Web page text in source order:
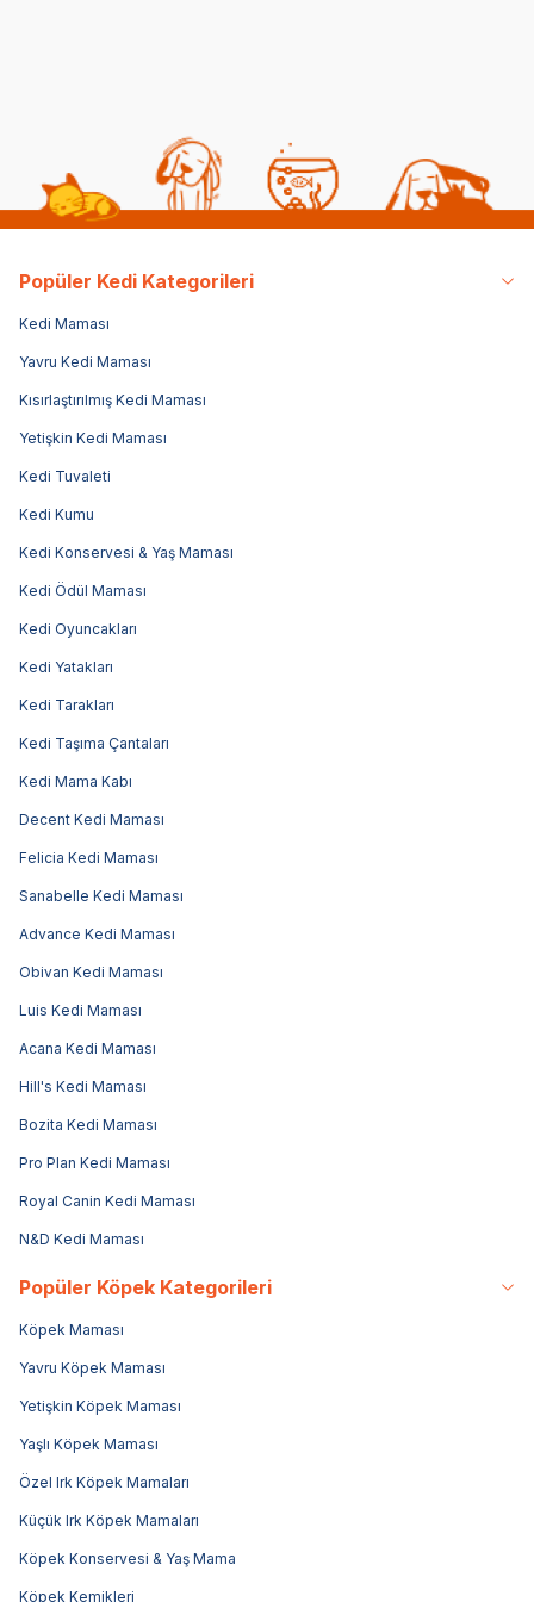
Popüler Kedi Kategorileri
Kedi Maması
Yavru Kedi Maması
Kısırlaştırılmış Kedi Maması
Yetişkin Kedi Maması
Kedi Tuvaleti
Kedi Kumu
Kedi Konservesi & Yaş Maması
Kedi Ödül Maması
Kedi Oyuncakları
Kedi Yatakları
Kedi Tarakları
Kedi Taşıma Çantaları
Kedi Mama Kabı
Decent Kedi Maması
Felicia Kedi Maması
Sanabelle Kedi Maması
Advance Kedi Maması
Obivan Kedi Maması
Luis Kedi Maması
Acana Kedi Maması
Hill's Kedi Maması
Bozita Kedi Maması
Pro Plan Kedi Maması
Royal Canin Kedi Maması
N&D Kedi Maması
Popüler Köpek Kategorileri
Köpek Maması
Yavru Köpek Maması
Yetişkin Köpek Maması
Yaşlı Köpek Maması
Özel Irk Köpek Mamaları
Küçük Irk Köpek Mamaları
Köpek Konservesi & Yaş Mama
Köpek Kemikleri